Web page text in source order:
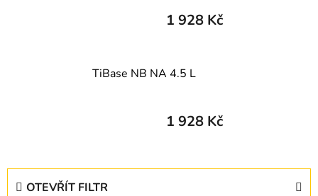
1 928 Kč
TiBase NB NA 4.5 L
1 928 Kč
OTEVŘÍT FILTR
V